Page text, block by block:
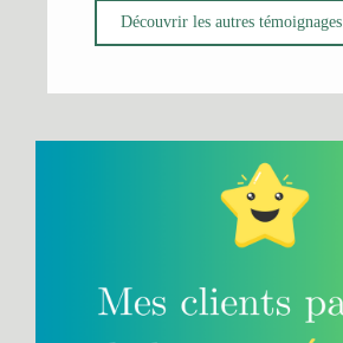
Découvrir les autres témoignages